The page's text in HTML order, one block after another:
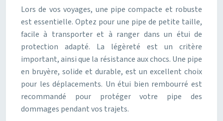
Lors de vos voyages, une pipe compacte et robuste
est essentielle. Optez pour une pipe de petite taille,
facile à transporter et à ranger dans un étui de
protection adapté. La légèreté est un critère
important, ainsi que la résistance aux chocs. Une pipe
en bruyère, solide et durable, est un excellent choix
pour les déplacements. Un étui bien rembourré est
recommandé pour protéger votre pipe des
dommages pendant vos trajets.